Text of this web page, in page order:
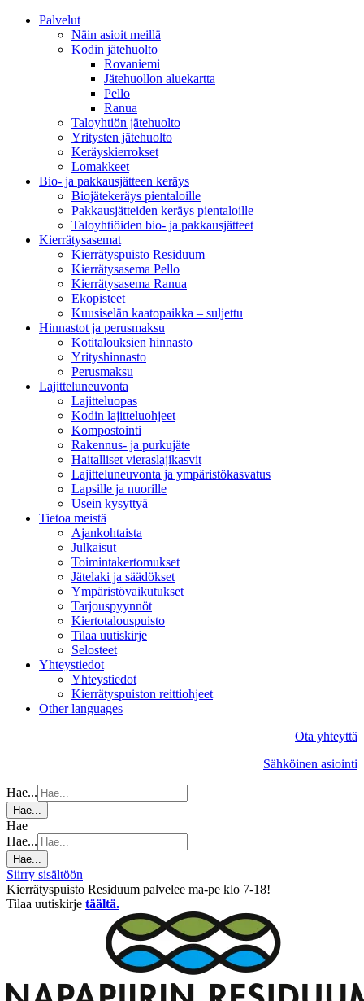
Palvelut
Näin asioit meillä
Kodin jätehuolto
Rovaniemi
Jätehuollon aluekartta
Pello
Ranua
Taloyhtiön jätehuolto
Yritysten jätehuolto
Keräyskierrokset
Lomakkeet
Bio- ja pakkausjätteen keräys
Biojätekeräys pientaloille
Pakkausjätteiden keräys pientaloille
Taloyhtiöiden bio- ja pakkausjätteet
Kierrätysasemat
Kierrätyspuisto Residuum
Kierrätysasema Pello
Kierrätysasema Ranua
Ekopisteet
Kuusiselän kaatopaikka – suljettu
Hinnastot ja perusmaksu
Kotitalouksien hinnasto
Yrityshinnasto
Perusmaksu
Lajitteluneuvonta
Lajitteluopas
Kodin lajitteluohjeet
Kompostointi
Rakennus- ja purkujäte
Haitalliset vieraslajikasvit
Lajitteluneuvonta ja ympäristökasvatus
Lapsille ja nuorille
Usein kysyttyä
Tietoa meistä
Ajankohtaista
Julkaisut
Toimintakertomukset
Jätelaki ja säädökset
Ympäristövaikutukset
Tarjouspyynnöt
Kiertotalouspuisto
Tilaa uutiskirje
Selosteet
Yhteystiedot
Yhteystiedot
Kierrätyspuiston reittiohjeet
Other languages
Ota yhteyttä
Sähköinen asiointi
Hae...
Hae...
Hae
Hae...
Hae...
Siirry sisältöön
Kierrätyspuisto Residuum palvelee ma-pe klo 7-18!
Tilaa uutiskirje täältä.